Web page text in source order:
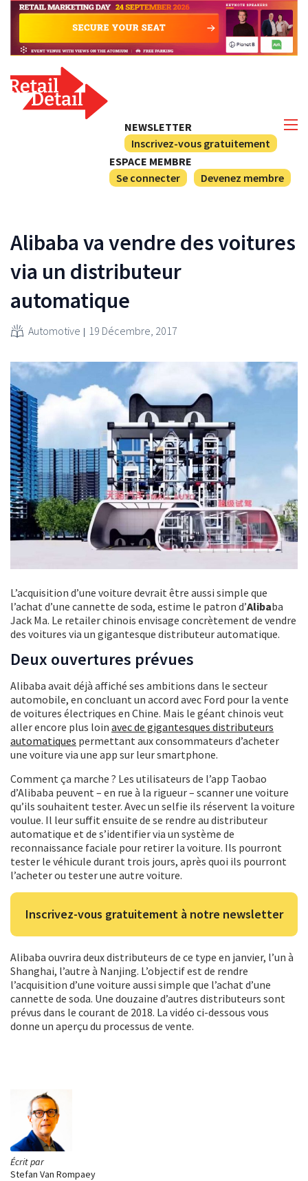
NEWSLETTER
Inscrivez-vous gratuitement
ESPACE MEMBRE
Se connecter
Devenez membre
Écrit par
Stefan Van Rompaey
Alibaba va vendre des voitures
via un distributeur
automatique
Automotive 19 Décembre, 2017
L’acquisition d’une voiture devrait être aussi simple que
l’achat d’une cannette de soda, estime le patron d’Alibaba
Jack Ma. Le retailer chinois envisage concrètement de vendre
des voitures via un gigantesque distributeur automatique.
Deux ouvertures prévues
Alibaba avait déjà affiché ses ambitions dans le secteur
automobile, en concluant un accord avec Ford pour la vente
de voitures électriques en Chine. Mais le géant chinois veut
aller encore plus loin avec de gigantesques distributeurs
automatiques permettant aux consommateurs d’acheter
une voiture via une app sur leur smartphone.
Comment ça marche ? Les utilisateurs de l’app Taobao
d’Alibaba peuvent – en rue à la rigueur – scanner une voiture
qu’ils souhaitent tester. Avec un selfie ils réservent la voiture
voulue. Il leur suffit ensuite de se rendre au distributeur
automatique et de s’identifier via un système de
reconnaissance faciale pour retirer la voiture. Ils pourront
tester le véhicule durant trois jours, après quoi ils pourront
l’acheter ou tester une autre voiture.
Inscrivez-vous gratuitement à notre newsletter
Alibaba ouvrira deux distributeurs de ce type en janvier, l’un à
Shanghai, l’autre à Nanjing. L’objectif est de rendre
l’acquisition d’une voiture aussi simple que l’achat d’une
cannette de soda. Une douzaine d’autres distributeurs sont
prévus dans le courant de 2018. La vidéo ci-dessous vous
donne un aperçu du processus de vente.